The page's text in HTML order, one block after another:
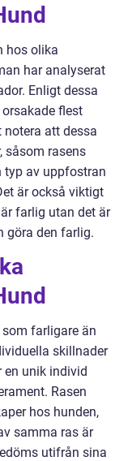
hos olika
har analyserat
Enligt dessa
flest
att dessa
såsom rasens
typ av uppfostran
är också viktigt
farlig utan det är
göra den farlig.
farligare än
skillnader
en unik individ
Rasen
hos hunden,
samma ras är
utifrån sina